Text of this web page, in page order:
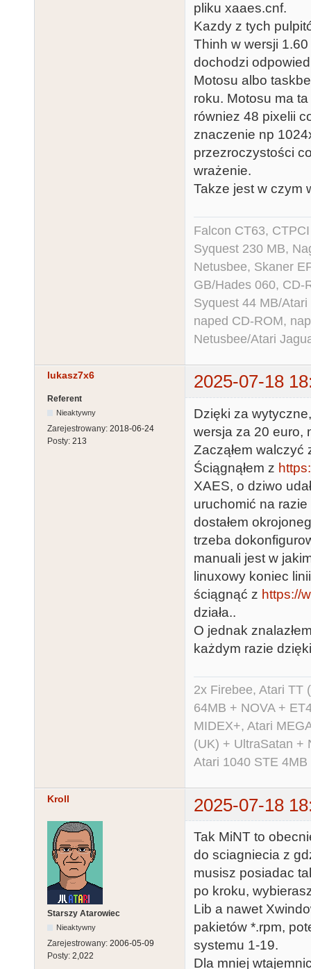
pliku xaaes.cnf.
Kazdy z tych
Thinh w wersji
dochodzi
Motosu albo
roku. Motosu ma
równiez 48 pixelii
znaczenie np
przezroczystości
wrażenie.
Takze jest w czym
Falcon CT63,
Syquest 230 MB,
Netusbee, Skaner
GB/Hades 060, CD-
Syquest 44 MB/
naped CD-ROM,
Netusbee/Atari
lukasz7x6 2025-07-18
Referent
Nieaktywny
Zarejestrowany: 2018-06-24
Posty: 213
Dzięki za
wersja za 20 euro,
Zacząłem walczyć
Ściągnąłem z
XAES, o dziwo
uruchomić na
dostałem
trzeba
manuali jest w
linuxowy koniec
ściągnąć z https://
działa..
O jednak
każdym razie
2x Firebee, Atari TT
64MB + NOVA +
MIDEX+, Atari
(UK) + UltraSatan +
Atari 1040 STE
Kroll 2025-07-18
Starszy Atarowiec
Nieaktywny
Zarejestrowany: 2006-05-09
Posty: 2,022
Tak MiNT to
do sciagniecia z
musisz posiadac
po kroku,
Lib a nawet
pakietów *.rpm,
systemu 1-19.
Dla mniej